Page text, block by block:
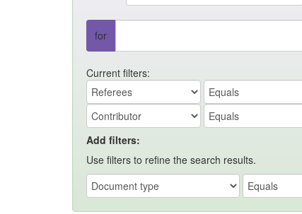
for
Current filters:
Add filters:
Use filters to refine the search results.